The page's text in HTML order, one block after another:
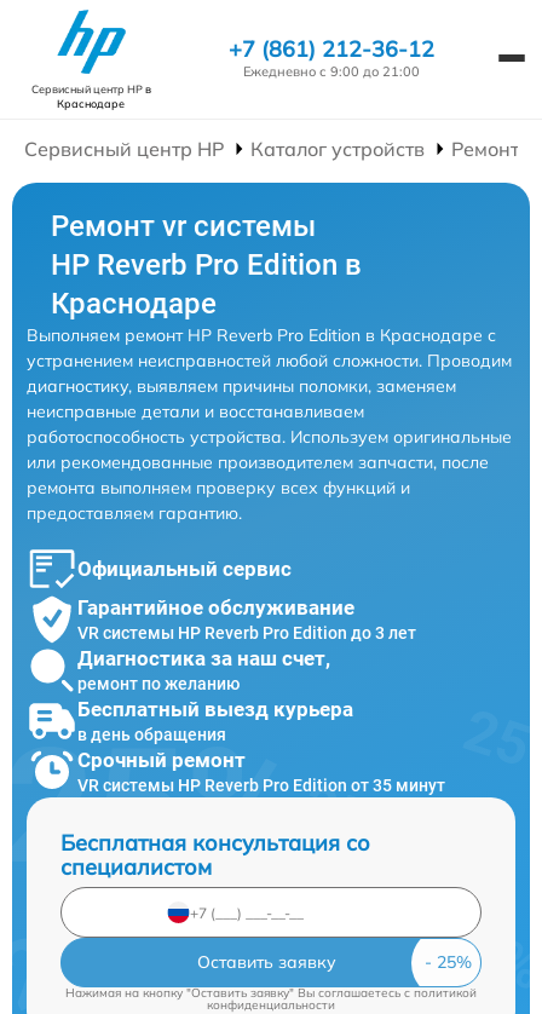
Сервисный центр HPв
Краснодаре
+7 (861) 212-36-12
Ежедневно с 9:00 до 21:00
Сервисный центр HP Каталог устройств Ремонт
Ремонт vr системы
HP Reverb Pro Edition в
Краснодаре
Выполняем ремонт HP Reverb Pro Edition в Краснодаре с
устранением неисправностей любой сложности. Проводим
диагностику, выявляем причины поломки, заменяем
неисправные детали и восстанавливаем
работоспособность устройства. Используем оригинальные
или рекомендованные производителем запчасти, после
ремонта выполняем проверку всех функций и
предоставляем гарантию.
Официальный сервис
Гарантийное обслуживание
VR системы HP Reverb Pro Edition до 3 лет
Диагностика за наш счет,
ремонт по желанию
Бесплатный выезд курьера
в день обращения
Срочный ремонт
VR системы HP Reverb Pro Edition от 35 минут
Бесплатная консультация со
специалистом
Оставить заявку
Нажимая на кнопку "Оставить заявку" Вы соглашаетесь cполитикой
конфиденциальности